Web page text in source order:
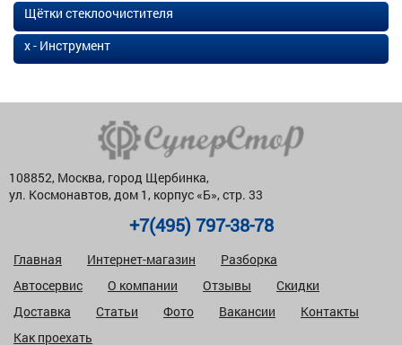
Щётки стеклоочистителя
х - Инструмент
108852, Москва, город Щербинка,
ул. Космонавтов, дом 1, корпус «Б», стр. 33
+7(495) 797-38-78
Главная Интернет-магазин
Разборка
Автосервис
О компании Отзывы
Скидки
Доставка
Статьи Фото Вакансии
Контакты
Как проехать